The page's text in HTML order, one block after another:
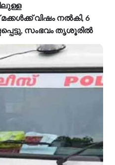
വിഷം നൽകി, 6
സംഭവം തൃശൂരിൽ